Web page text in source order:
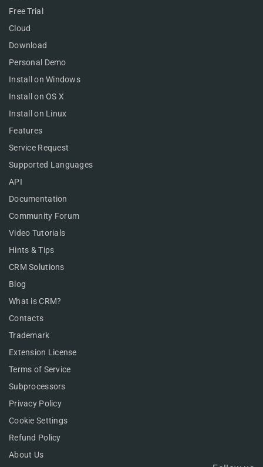
Free Trial
Cloud
Download
Personal Demo
Install on Windows
Install on OS X
Install on Linux
Features
Service Request
Supported Languages
API
Documentation
Community Forum
Video Tutorials
Hints & Tips
CRM Solutions
Blog
What is CRM?
Contacts
Trademark
Extension License
Terms of Service
Subprocessors
Privacy Policy
Cookie Settings
Refund Policy
About Us